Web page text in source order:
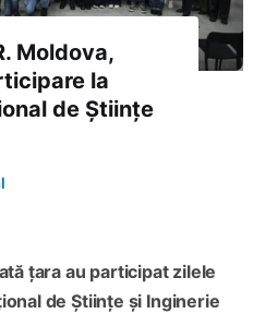
Moldova,
la
de Științe
țara au participat zilele
de Științe și Inginerie